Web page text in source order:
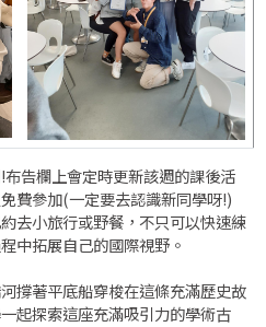
告欄上會定時更新該週的課後活
費參加(一定要去認識新同學呀!)
去小旅行或野餐，不只可以快速練
中拓展自己的國際視野。
撐著平底船穿梭在這條充滿歷史故
起探索這座充滿吸引力的學術古